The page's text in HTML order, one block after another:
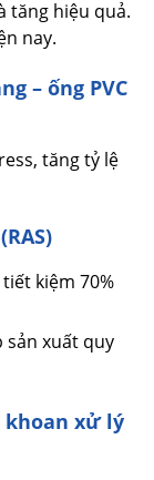
tăng hiệu quả.
nay.
– ống PVC
tăng tỷ lệ
kiệm 70%
sản xuất quy
khoan xử lý